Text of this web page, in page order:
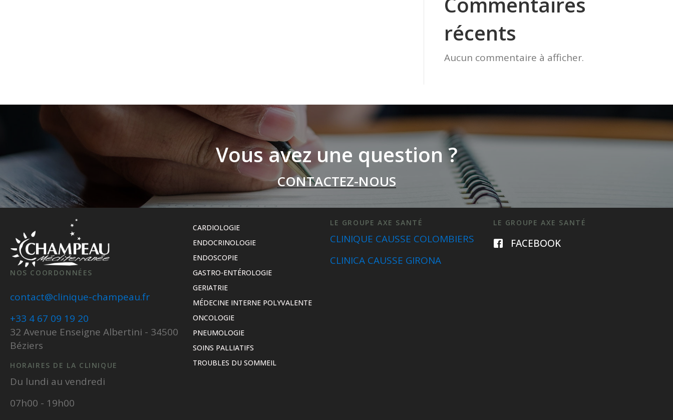
récents
Aucun commentaire à afficher.
Vous avez une question ?
CONTACTEZ-NOUS
NOS COORDONNÉES
contact@clinique-champeau.fr
+33 4 67 09 19 20
32 Avenue Enseigne Albertini - 34500
Béziers
HORAIRES DE LA CLINIQUE
Du lundi au vendredi
07h00 - 19h00
CARDIOLOGIE
ENDOCRINOLOGIE
ENDOSCOPIE
GASTRO-ENTÉROLOGIE
GERIATRIE
MÉDECINE INTERNE POLYVALENTE
ONCOLOGIE
PNEUMOLOGIE
SOINS PALLIATIFS
TROUBLES DU SOMMEIL
LE GROUPE AXE SANTÉ
CLINIQUE CAUSSE COLOMBIERS
CLINICA CAUSSE GIRONA
LE GROUPE AXE SANTÉ
FACEBOOK